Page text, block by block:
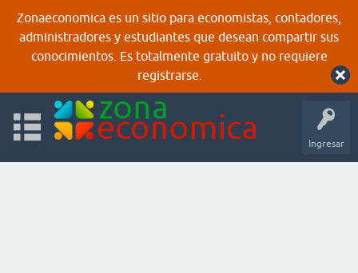
Zonaeconomica es un sitio para economistas, contadores,
administradores y estudiantes que desean compartir sus
conocimientos. Es totalmente gratuito y no requiere
registrarse.
Ingresar